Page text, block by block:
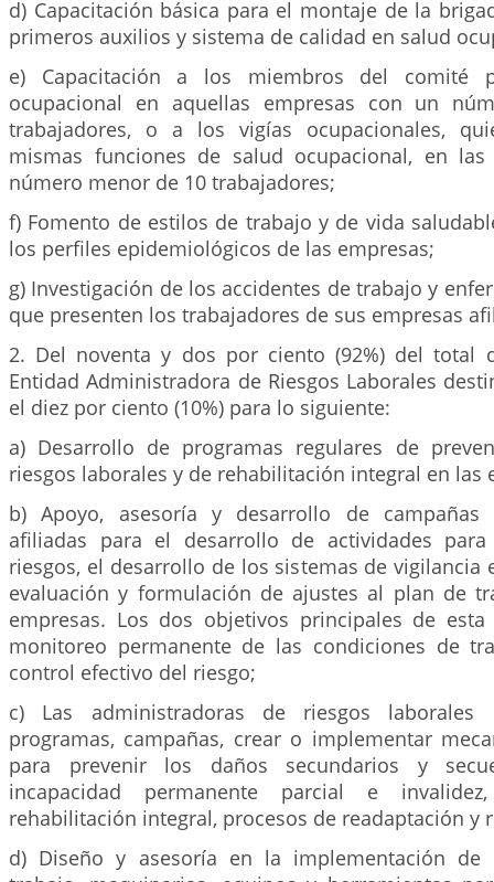
d) Capacitación básica para el montaje de la
primeros auxilios y sistema de calidad en salud
e) Capacitación a los miembros del comité
ocupacional en aquellas empresas con un
trabajadores, o a los vigías ocupacionales,
mismas funciones de salud ocupacional, en
número menor de 10 trabajadores;
f) Fomento de estilos de trabajo y de vida
los perfiles epidemiológicos de las empresas;
g) Investigación de los accidentes de trabajo y
que presenten los trabajadores de sus empresas
2. Del noventa y dos por ciento (92%) del total
Entidad Administradora de Riesgos Laborales
el diez por ciento (10%) para lo siguiente:
a) Desarrollo de programas regulares de
riesgos laborales y de rehabilitación integral en las
b) Apoyo, asesoría y desarrollo de campañas
afiliadas para el desarrollo de actividades
riesgos, el desarrollo de los sistemas de vigilancia
evaluación y formulación de ajustes al plan de
empresas. Los dos objetivos principales de
monitoreo permanente de las condiciones de
control efectivo del riesgo;
c) Las administradoras de riesgos laborales
programas, campañas, crear o implementar
para prevenir los daños secundarios y
incapacidad permanente parcial e
rehabilitación integral, procesos de readaptación y
d) Diseño y asesoría en la implementación de